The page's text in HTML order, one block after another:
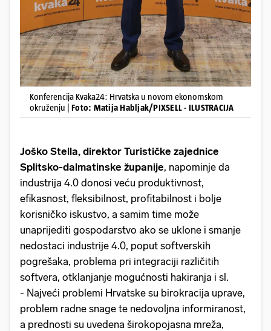
Konferencija Kvaka24: Hrvatska u novom ekonomskom
okruženju | Foto: Matija Habljak/PIXSELL - ILUSTRACIJA
Joško Stella, direktor Turističke zajednice
Splitsko-dalmatinske županije, napominje da
industrija 4.0 donosi veću produktivnost,
efikasnost, fleksibilnost, profitabilnost i bolje
korisničko iskustvo, a samim time može
unaprijediti gospodarstvo ako se uklone i smanje
nedostaci industrije 4.0, poput softverskih
pogrešaka, problema pri integraciji različitih
softvera, otklanjanje mogućnosti hakiranja i sl.
- Najveći problemi Hrvatske su birokracija uprave,
problem radne snage te nedovoljna informiranost,
a prednosti su uvedena širokopojasna mreža,